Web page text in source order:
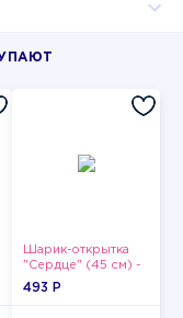
Шарик-открытка
"Сердце" (45 см) -
2
493 P